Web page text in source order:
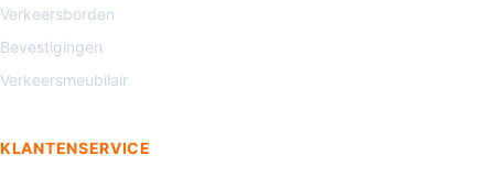
Verkeersborden
Bevestigingen
Verkeersmeubilair
KLANTENSERVICE